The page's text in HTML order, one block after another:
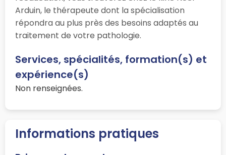
Arduin, le thérapeute dont la spécialisation
répondra au plus près des besoins adaptés au
traitement de votre pathologie.
Services, spécialités, formation(s) et
expérience(s)
Non renseignées.
Informations pratiques